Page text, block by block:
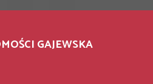
GAJEWSKA